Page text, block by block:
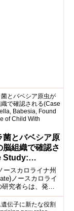
菌とバベシア原
脳組織で確認さ
Study:
Babesia,
Tissue of
Seizures)
ースカロライナ州
ノースカロライ
究者らは、発作
炎が疑われる若
織サンプルか...